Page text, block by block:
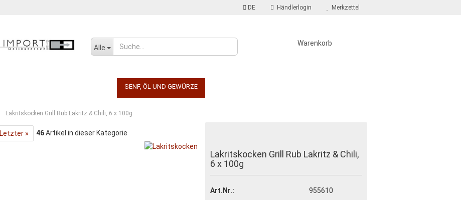
DE Händlerlogin
Konto erstellen
Passwort vergessen?
Merkzettel
Alle
Warenkorb
SENF, ÖL UND GEWÜRZE
Lakritskocken Grill Rub Lakritz & Chili, 6 x 100g
Letzter » 46Artikel in dieser Kategorie
Lakritskocken Grill Rub Lakritz & Chili,
6 x 100g
Art.Nr.:
955610